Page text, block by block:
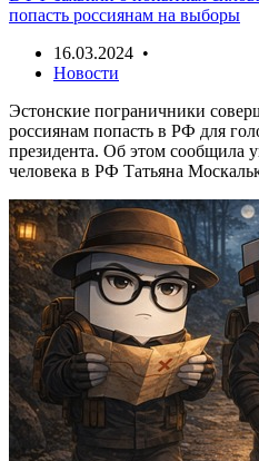
попасть россиянам на выборы
16.03.2024 •
Новости
Эстонские пограничники
россиянам попасть в РФ для
президента. Об этом сообщила
человека в РФ Татьяна